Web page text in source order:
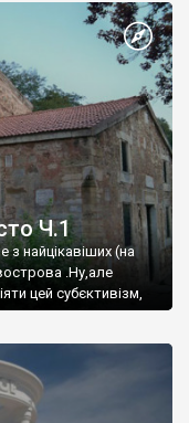
Ч.1
з найцікавіших (на
.Ну,але
цей субєктивізм,